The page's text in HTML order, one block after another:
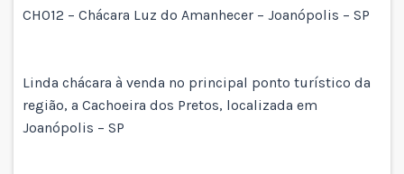
CH012 – Chácara Luz do Amanhecer – Joanópolis – SP
Linda chácara à venda no principal ponto turístico da
região, a Cachoeira dos Pretos, localizada em
Joanópolis – SP